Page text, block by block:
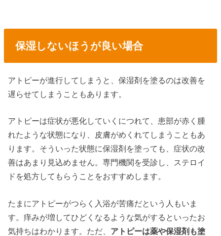
保湿しないほうが良い場合
アトピーが進行してしまうと、保湿剤を塗るのは改善を
遅らせてしまうこともあります。
アトピーは症状が悪化していくにつれて、患部が赤く腫
れたような状態になり、皮膚がめくれてしまうこともあ
ります。そういった状態に保湿剤を塗っても、症状の改
善はあまり見込めません。専門機関を受診し、ステロイ
ドを処方してもらうことをおすすめします。
たまにアトピーがつらく入浴が苦痛だという人もいま
す。痒みが増してひどくなるような気がするといったお
気持ちはわかります。ただ、 アトピーは薬や保湿剤も塗